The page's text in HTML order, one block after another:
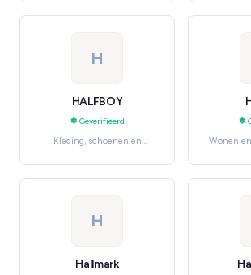
huishoudelijke diensten
H
HALFBOY
Geverifieerd
Kleding, schoenen en
Fashion
Wonen
H
Hallmark